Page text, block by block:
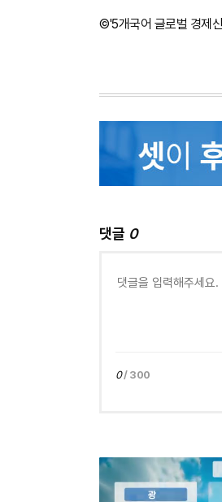
©'5개국어 글로벌 경제
댓글 0
0/ 300